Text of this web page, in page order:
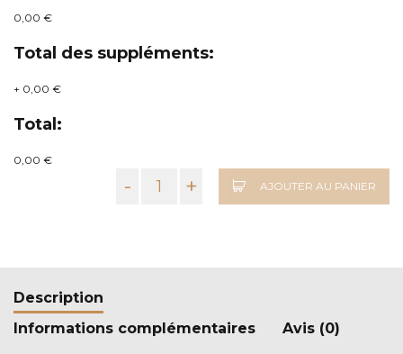
0,00 €
Total des suppléments:
+ 0,00 €
Total:
0,00 €
- + AJOUTER AU PANIER
Description
Informations complémentaires
Avis (0)